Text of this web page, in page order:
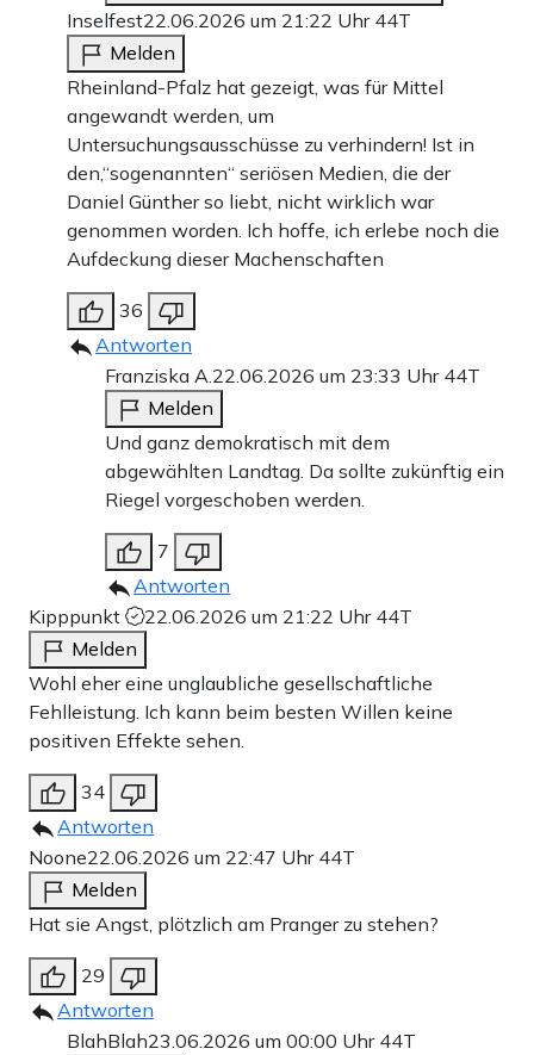
Inselfest22.06.2026 um 21:22 Uhr 44T
Melden
Rheinland-Pfalz hat gezeigt, was für Mittel
angewandt werden, um
Untersuchungsausschüsse zu verhindern! Ist in
den,“sogenannten“ seriösen Medien, die der
Daniel Günther so liebt, nicht wirklich war
genommen worden. Ich hoffe, ich erlebe noch die
Aufdeckung dieser Machenschaften
36
Antworten
Franziska A.22.06.2026 um 23:33 Uhr 44T
Melden
Und ganz demokratisch mit dem
abgewählten Landtag. Da sollte zukünftig ein
Riegel vorgeschoben werden.
7
Antworten
Kipppunkt
22.06.2026 um 21:22 Uhr 44T
Melden
Wohl eher eine unglaubliche gesellschaftliche
Fehlleistung. Ich kann beim besten Willen keine
positiven Effekte sehen.
34
Antworten
Noone22.06.2026 um 22:47 Uhr 44T
Melden
Hat sie Angst, plötzlich am Pranger zu stehen?
29
Antworten
BlahBlah23.06.2026 um 00:00 Uhr 44T